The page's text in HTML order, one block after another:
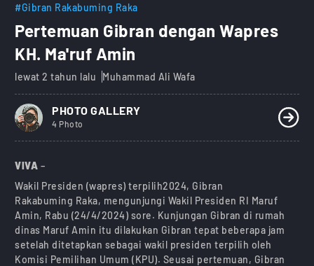
#Gibran Rakabuming Raka
Pertemuan Gibran dengan Wapres
KH. Ma'ruf Amin
lewat 2 tahun lalu Muhammad Ali Wafa
PHOTO GALLERY
4 Photo
VIVA –
Wakil Presiden (wapres) terpilih2024, Gibran
Rakabuming Raka, mengunjungi Wakil Presiden RI Maruf
Amin, Rabu (24/4/2024) sore. Kunjungan Gibran di rumah
dinas Maruf Amin itu dilakukan Gibran tepat beberapa jam
setelah ditetapkan sebagai wakil presiden terpilih oleh
Komisi Pemilihan Umum (KPU). Seusai pertemuan, Gibran